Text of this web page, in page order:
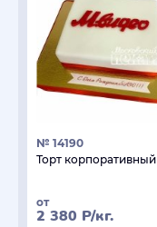
№ 14190
Торт корпоративный
от
2 380 Р/кг.